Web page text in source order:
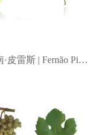
皮雷斯 | Fernão Pires